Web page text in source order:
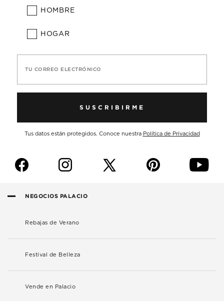
HOMBRE
HOGAR
TU CORREO ELECTRÓNICO
SUSCRIBIRME
Tus datos están protegidos. Conoce nuestra Política de Privacidad
f i p y
NEGOCIOS PALACIO
Rebajas de Verano
Festival de Belleza
Vende en Palacio